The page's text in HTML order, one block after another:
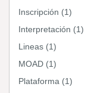
Inscripción (1)
Interpretación (1)
Lineas (1)
MOAD (1)
Plataforma (1)